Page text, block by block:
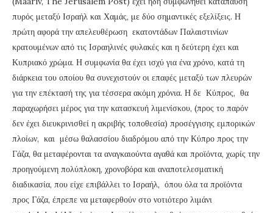
πυρός μεταξύ Ισραήλ και Χαμάς, με δύο σημαντικές εξελίξεις. Η
πρώτη αφορά την απελευθέρωση εκατοντάδων Παλαιστινίων
κρατουμένων από τις Ισραηλινές φυλακές και η δεύτερη έχει και
Κυπριακό χρώμα. Η συμφωνία θα έχει ισχύ για ένα χρόνο, κατά τη
διάρκεια του οποίου θα συνεχιστούν οι επαφές μεταξύ των πλευρών
για την επέκτασή της για τέσσερα ακόμη χρόνια. Η δε Κύπρος, θα
παραχωρήσει μέρος για την κατασκευή λιμενίσκου, (προς το παρόν
δεν έχει διευκρινισθεί η ακριβής τοποθεσία) προσέγγισης εμπορικών
πλοίων, και μέσω θαλασσίου διαδρόμου από την Κύπρο προς την
Γάζα, θα μεταφέρονται τα αναγκαιούντα αγαθά και προϊόντα, χωρίς την
προηγούμενη πολύπλοκη, χρονοβόρα και αναποτελεσματική
διαδικασία, που είχε επιβάλλει το Ισραήλ, όπου όλα τα προϊόντα
προς Γάζα, έπρεπε να μεταφερθούν στο νοτιότερο λιμάνι